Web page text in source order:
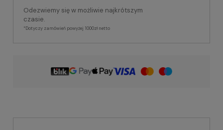
Odezwiemy się w możliwie najkrótszym
czasie.
*Dotyczy zamówień powyżej 1000zł netto